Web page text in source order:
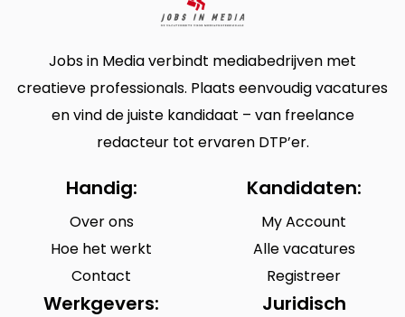
Jobs in Media verbindt mediabedrijven met
creatieve professionals. Plaats eenvoudig vacatures
en vind de juiste kandidaat – van freelance
redacteur tot ervaren DTP’er.
Handig:
Over ons
Hoe het werkt
Contact
Kandidaten:
My Account
Alle vacatures
Registreer
Werkgevers: Juridisch